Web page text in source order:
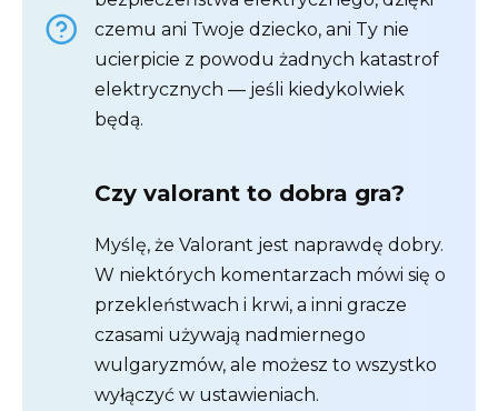
czemu ani Twoje dziecko, ani Ty nie
ucierpicie z powodu żadnych katastrof
elektrycznych — jeśli kiedykolwiek
będą.
Czy valorant to dobra gra?
Myślę, że Valorant jest naprawdę dobry.
W niektórych komentarzach mówi się o
przekleństwach i krwi, a inni gracze
czasami używają nadmiernego
wulgaryzmów, ale możesz to wszystko
wyłączyć w ustawieniach.